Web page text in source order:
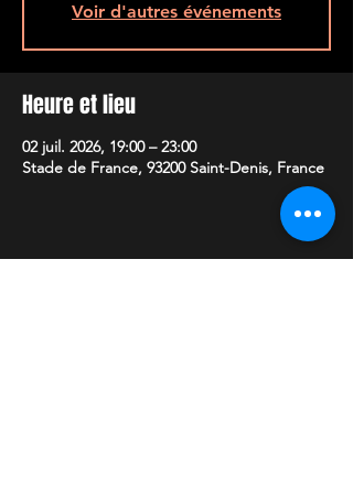
Voir d'autres événements
Heure et lieu
02 juil. 2026, 19:00 – 23:00
Stade de France, 93200 Saint-Denis, France